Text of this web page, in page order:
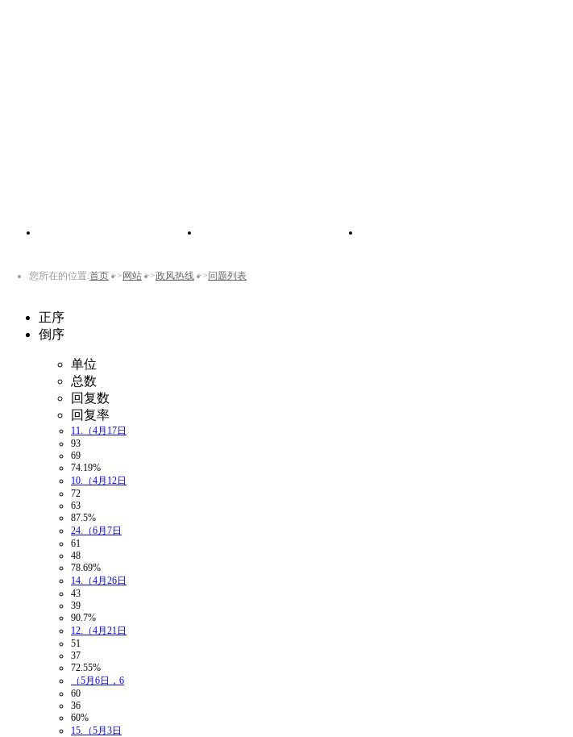
您所在的位置:首页 >> 网站 >>政风热线 >>问题列表
正序
倒序
单位
总数
回复数
回复率
11.（4月17日
93
69
74.19%
10.（4月12日
72
63
87.5%
24.（6月7日
61
48
78.69%
14.（4月26日
43
39
90.7%
12.（4月21日
51
37
72.55%
（5月6日，6
60
36
60%
15.（5月3日